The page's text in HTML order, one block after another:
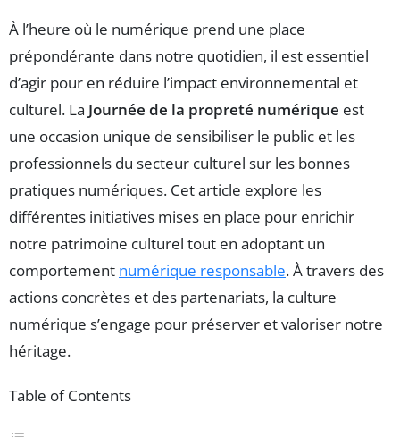
À l’heure où le numérique prend une place
prépondérante dans notre quotidien, il est essentiel
d’agir pour en réduire l’impact environnemental et
culturel. La Journée de la propreté numérique est
une occasion unique de sensibiliser le public et les
professionnels du secteur culturel sur les bonnes
pratiques numériques. Cet article explore les
différentes initiatives mises en place pour enrichir
notre patrimoine culturel tout en adoptant un
comportement numérique responsable. À travers des
actions concrètes et des partenariats, la culture
numérique s’engage pour préserver et valoriser notre
héritage.
Table of Contents